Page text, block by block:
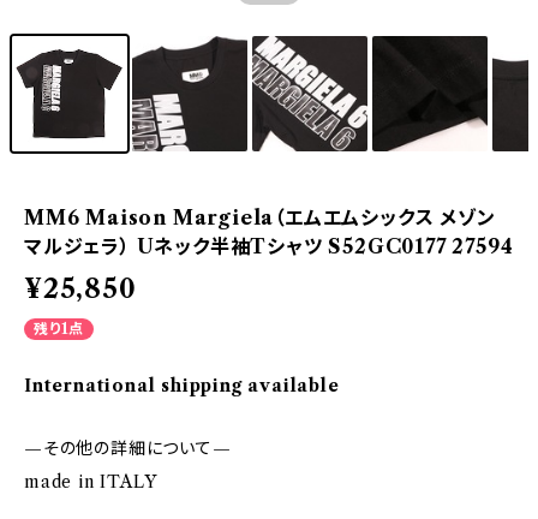
MM6 Maison Margiela（エムエムシックス メゾン
マルジェラ） Uネック半袖Tシャツ S52GC0177 27594
¥25,850
残り1点
International shipping available
—その他の詳細について—
made in ITALY